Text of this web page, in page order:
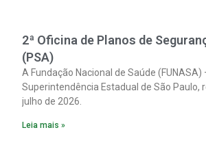
2ª Oficina de Planos de
(PSA)
A Fundação Nacional de Saúde (FUNASA)
Superintendência Estadual de São Paulo,
julho de 2026.
Leia mais »